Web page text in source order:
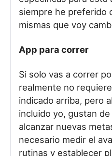
siempre he preferido
mismas que voy
App para correr
Si solo vas a correr
realmente no
indicado arriba, pero
incluido yo, gustan
alcanzar nuevas
necesario medir el
rutinas y establecer